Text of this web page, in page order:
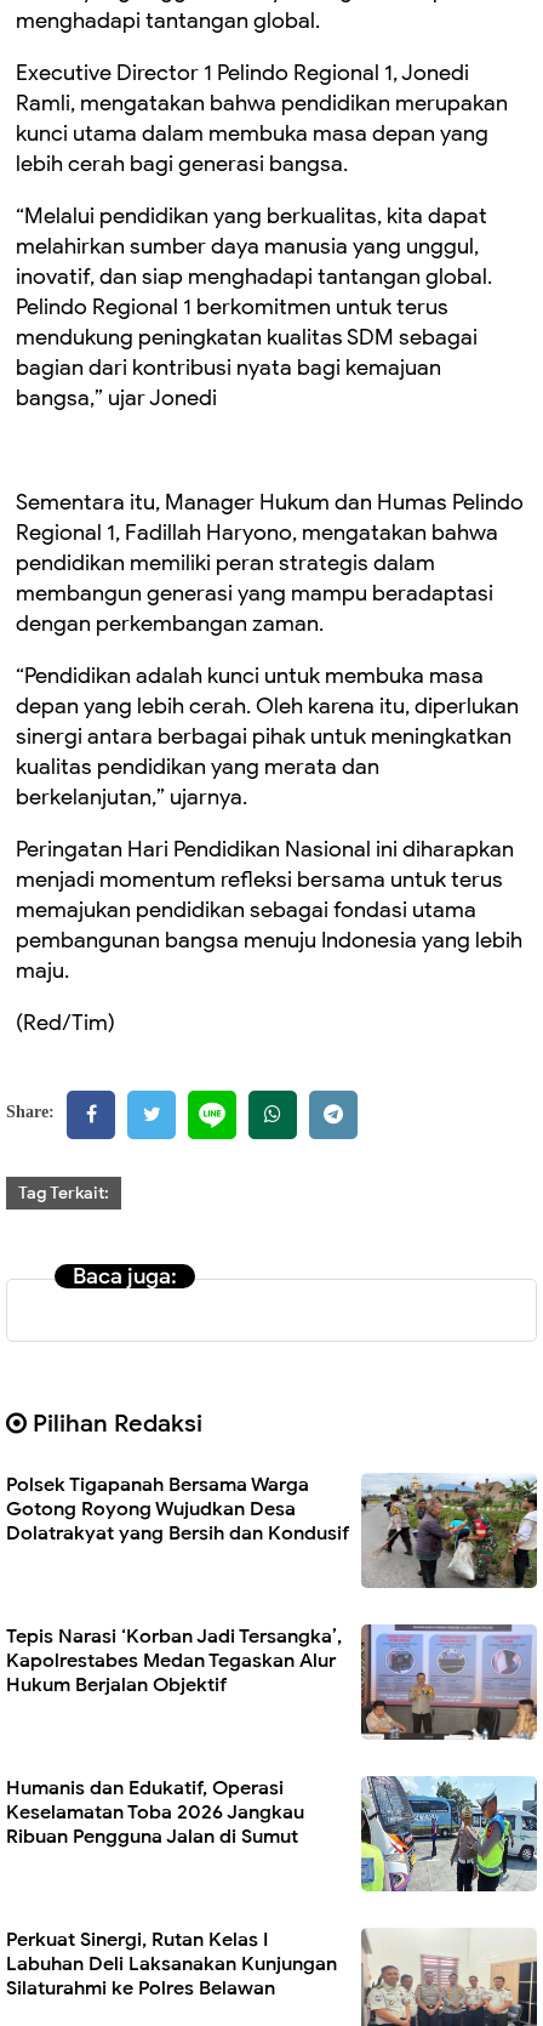
menghadapi tantangan global.
Executive Director 1 Pelindo Regional 1, Jonedi
Ramli, mengatakan bahwa pendidikan merupakan
kunci utama dalam membuka masa depan yang
lebih cerah bagi generasi bangsa.
“Melalui pendidikan yang berkualitas, kita dapat
melahirkan sumber daya manusia yang unggul,
inovatif, dan siap menghadapi tantangan global.
Pelindo Regional 1 berkomitmen untuk terus
mendukung peningkatan kualitas SDM sebagai
bagian dari kontribusi nyata bagi kemajuan
bangsa,” ujar Jonedi
Sementara itu, Manager Hukum dan Humas Pelindo
Regional 1, Fadillah Haryono, mengatakan bahwa
pendidikan memiliki peran strategis dalam
membangun generasi yang mampu beradaptasi
dengan perkembangan zaman.
“Pendidikan adalah kunci untuk membuka masa
depan yang lebih cerah. Oleh karena itu, diperlukan
sinergi antara berbagai pihak untuk meningkatkan
kualitas pendidikan yang merata dan
berkelanjutan,” ujarnya.
Peringatan Hari Pendidikan Nasional ini diharapkan
menjadi momentum refleksi bersama untuk terus
memajukan pendidikan sebagai fondasi utama
pembangunan bangsa menuju Indonesia yang lebih
maju.
(Red/Tim)
Share:
Tag Terkait:
Baca juga:
Pilihan Redaksi
Polsek Tigapanah Bersama Warga
Gotong Royong Wujudkan Desa
Dolatrakyat yang Bersih dan Kondusif
Tepis Narasi ‘Korban Jadi Tersangka’,
Kapolrestabes Medan Tegaskan Alur
Hukum Berjalan Objektif
Humanis dan Edukatif, Operasi
Keselamatan Toba 2026 Jangkau
Ribuan Pengguna Jalan di Sumut
Perkuat Sinergi, Rutan Kelas I
Labuhan Deli Laksanakan Kunjungan
Silaturahmi ke Polres Belawan